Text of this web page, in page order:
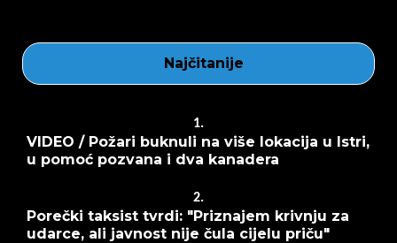
Najčitanije
1.
VIDEO / Požari buknuli na više lokacija u Istri,
u pomoć pozvana i dva kanadera
2.
Porečki taksist tvrdi: "Priznajem krivnju za
udarce, ali javnost nije čula cijelu priču"